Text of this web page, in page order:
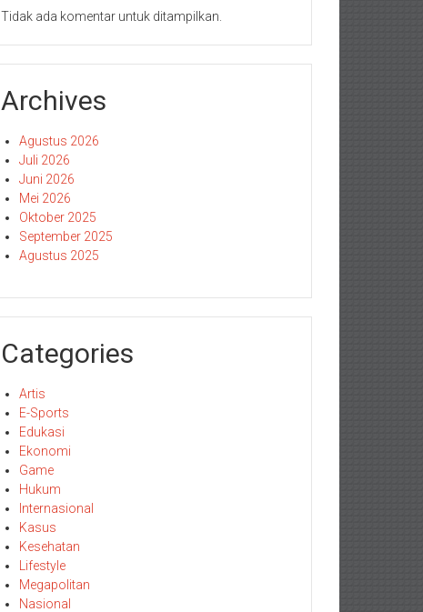
Tidak ada komentar untuk ditampilkan.
Archives
Agustus 2026
Juli 2026
Juni 2026
Mei 2026
Oktober 2025
September 2025
Agustus 2025
Categories
Artis
E-Sports
Edukasi
Ekonomi
Game
Hukum
Internasional
Kasus
Kesehatan
Lifestyle
Megapolitan
Nasional